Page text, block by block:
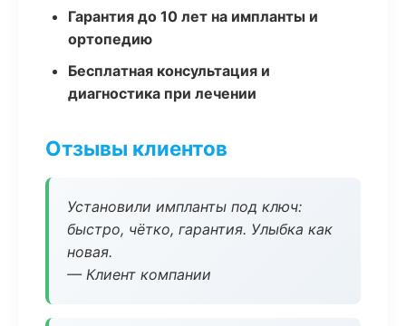
Гарантия до 10 лет на импланты и
ортопедию
Бесплатная консультация и
диагностика при лечении
Отзывы клиентов
Установили импланты под ключ:
быстро, чётко, гарантия. Улыбка как
новая.
— Клиент компании